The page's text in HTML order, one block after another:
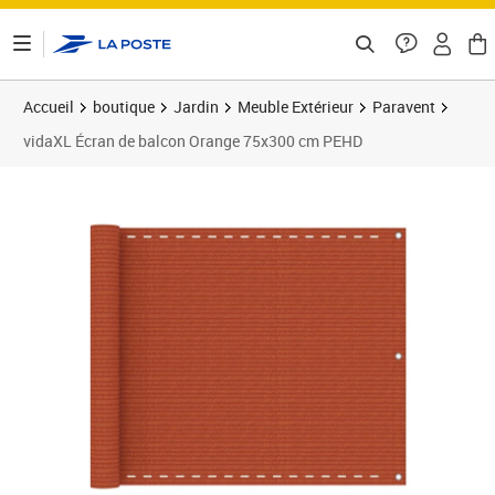
Accueil boutique Jardin Meuble Extérieur
Paravent
vidaXL Écran de balcon Orange 75x300 cm PEHD